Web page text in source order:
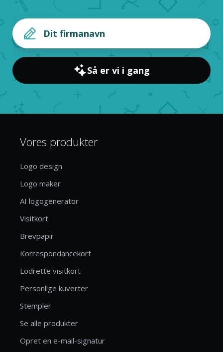
Så er vi i gang
Vores produkter
Logo design
Logo maker
AI logogenerator
Visitkort
Brevpapir
Korrespondancekort
Lodrette visitkort
Personlige kuverter
Stempler
Se alle produkter
Opret en e-mail-signatur